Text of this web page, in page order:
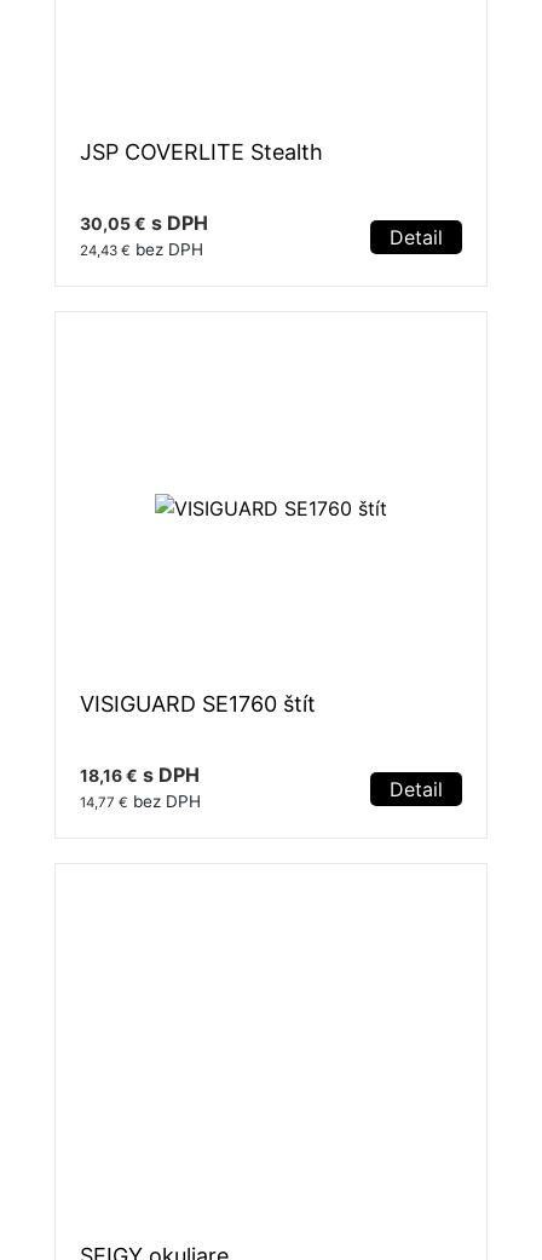
JSP COVERLITE Stealth
30,05 € s DPH
24,43 € bez DPH Detail
VISIGUARD SE1760 štít
18,16 € s DPH
14,77 € bez DPH Detail